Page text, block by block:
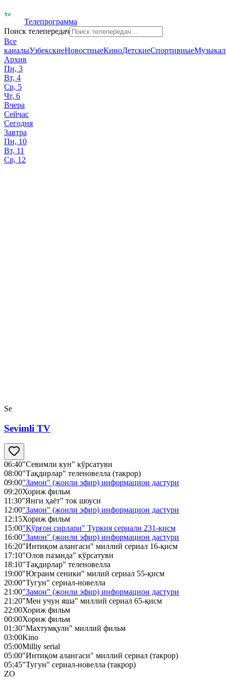
Телепрограмма
Поиск телепередач
Все
каналыУзбекскиеНовостныеКиноДетскиеСпортивные
Архив
Пн, 3
Вт, 4
Ср, 5
Чт, 6
Вчера
Сейчас
Сегодня
Завтра
Пн, 10
Вт, 11
Ср, 12
Se
Sevimli TV
06:40"Севимли кун" кўрсатуви
08:00"Тақдирлар" теленовелла (такрор)
09:00"Замон" (жонли эфир) информацион дастури
09:20Хориж фильм
11:30"Янги ҳаёт" ток шоуси
12:00"Замон" (жонли эфир) информацион дастури
12:15Хориж фильм
15:00"Қўрғон сирлари" Туркия сериали 231-қисм
16:00"Замон" (жонли эфир) информацион дастури
16:20"Интиқом алангаси" миллий сериал 16-қисм
17:10"Олов пазанда" кўрсатуви
18:10"Тақдирлар" теленовелла
19:00"Юграим сеники" милий сериал 55-қисм
20:00"Тугун" сериал-новелла
21:00"Замон" (жонли эфир) информацион дастури
21:20"Мен учун яша" миллий сериал 65-қисм
22:00Хориж фильм
00:00Хориж фильм
01:30"Махтумқули" миллий фильм
03:00Kino
05:00Milliy serial
05:00"Интиқом алангаси" миллий сериал (такрор)
05:45"Тугун" сериал-новелла (такрор)
ZO